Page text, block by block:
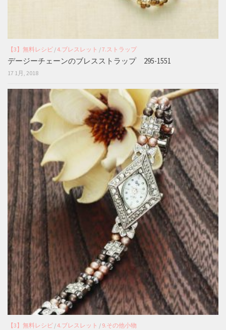
【3】無料レシピ /4.ブレスレット /7.ストラップ
デージーチェーンのブレスストラップ 295-1551
17 1月, 2018
【3】無料レシピ /4.ブレスレット / 9.その他小物